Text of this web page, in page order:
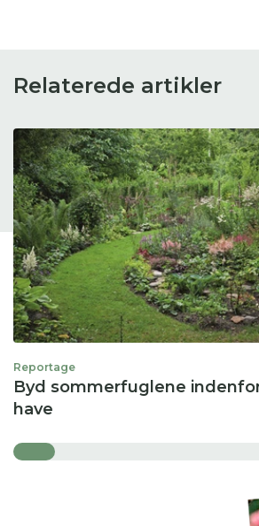
Relaterede artikler
Reportage
Byd sommerfuglene
have